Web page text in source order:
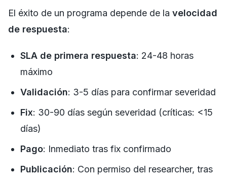
El éxito de un programa depende de la velocidad
de respuesta:
SLA de primera respuesta: 24-48 horas
máximo
Validación: 3-5 días para confirmar severidad
Fix: 30-90 días según severidad (críticas: <15
días)
Pago: Inmediato tras fix confirmado
Publicación: Con permiso del researcher, tras